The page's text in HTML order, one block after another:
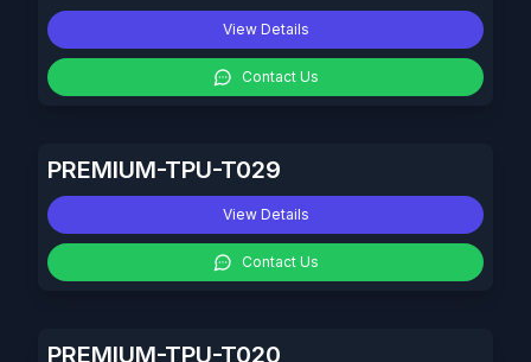
View Details
Contact Us
PREMIUM-TPU-T029
View Details
Contact Us
PREMIUM-TPU-T020